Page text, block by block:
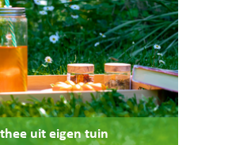
uit eigen tuin